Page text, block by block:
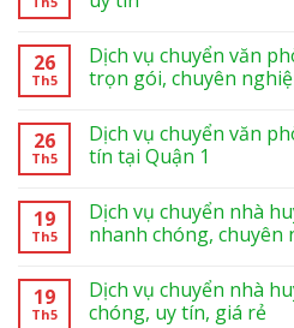
26
Th5
Dịch vụ chuyển văn
trọn gói, chuyên
26
Th5
Dịch vụ chuyển văn
tín tại Quận 1
19
Th5
Dịch vụ chuyển nhà
nhanh chóng, chuyên
19
Th5
Dịch vụ chuyển nhà
chóng, uy tín, giá rẻ